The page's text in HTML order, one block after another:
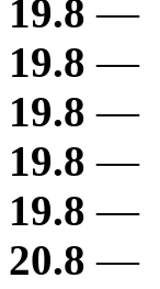
19.8 —
19.8 —
19.8 —
19.8 —
19.8 —
20.8 —